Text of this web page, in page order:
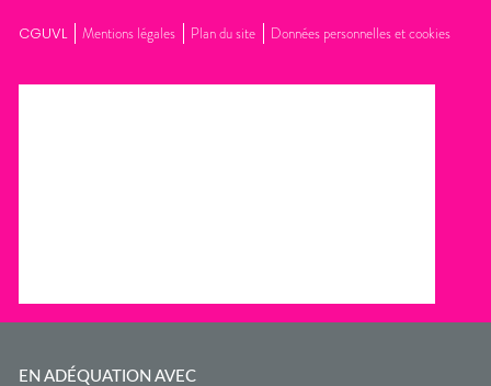
CGUVL Mentions légales Plan du site Données personnelles et cookies
EN ADÉQUATION AVEC